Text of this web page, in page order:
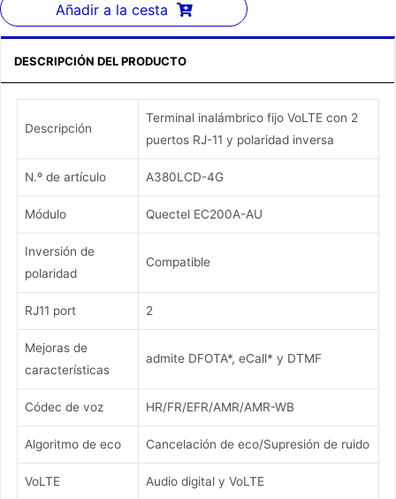
Añadir a la cesta
DESCRIPCIÓN DEL PRODUCTO
Descripción
Terminal inalámbrico fijo VoLTE con 2
puertos RJ-11 y polaridad inversa
N.º de artículo A380LCD-4G
Módulo Quectel EC200A-AU
Inversión de
polaridad
Compatible
RJ11 port 2
Mejoras de
características
admite DFOTA*, eCall* y DTMF
Códec de voz HR/FR/EFR/AMR/AMR-WB
Algoritmo de eco Cancelación de eco/Supresión de ruido
VoLTE Audio digital y VoLTE